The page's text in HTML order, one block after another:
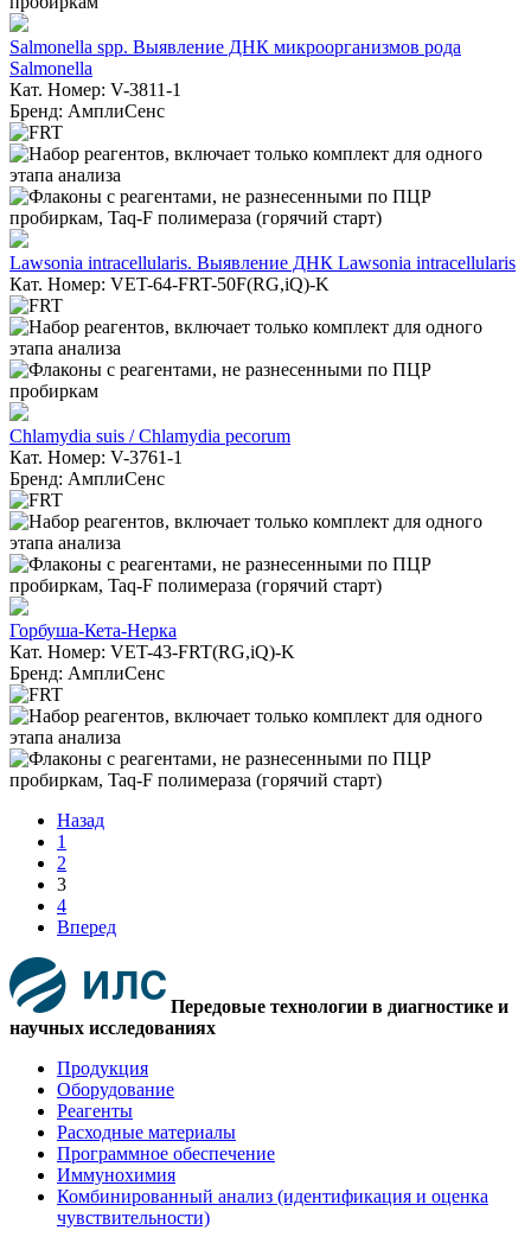
Salmonella spp. Выявление ДНК микроорганизмов рода
Salmonella
Кат. Номер: V-3811-1
Бренд: АмплиСенс
Lawsonia intracellularis. Выявление ДНК Lawsonia intracellularis
Кат. Номер: VET-64-FRT-50F(RG,iQ)-K
Chlamydia suis / Chlamydia pecorum
Кат. Номер: V-3761-1
Бренд: АмплиСенс
Горбуша-Кета-Нерка
Кат. Номер: VET-43-FRT(RG,iQ)-K
Бренд: АмплиСенс
Назад
1
2
3
4
Вперед
Передовые технологии в диагностике и
научных исследованиях
Продукция
Оборудование
Реагенты
Расходные материалы
Программное обеспечение
Иммунохимия
Комбинированный анализ (идентификация и оценка
чувствительности)